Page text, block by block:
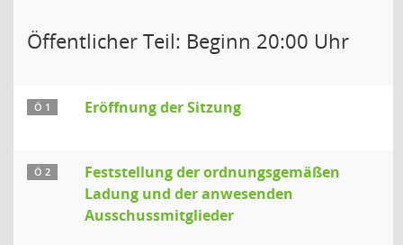
Öffentlicher Teil: Beginn 20:00 Uhr
Ö 1 Eröffnung der Sitzung
Ö 2
Feststellung der ordnungsgemäßen
Ladung und der anwesenden
Ausschussmitglieder